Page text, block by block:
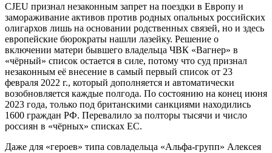
CJEU признал незаконным запрет на поездки в Европу и
замораживание активов против родных опальных российских
олигархов лишь на основании родственных связей, но и здесь
европейские бюрократы нашли лазейку. Решение о
включении матери бывшего владельца ЧВК «Вагнер» в
«чёрный» список остается в силе, потому что суд признал
незаконным её внесение в самый первый список от 23
февраля 2022 г., который дополняется и автоматически
возобновляется каждые полгода. По состоянию на конец июня
2023 года, только под британскими санкциями находились
1600 граждан РФ. Перевалило за полторы тысячи и число
россиян в «чёрных» списках ЕС.
Даже для «героев» типа совладельца «Альфа-групп» Алексея